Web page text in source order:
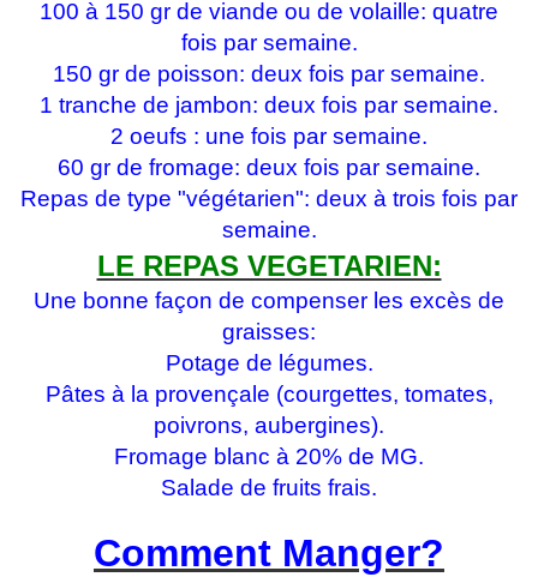
100 à 150 gr de viande ou de volaille: quatre
fois par semaine.
150 gr de poisson: deux fois par semaine.
1 tranche de jambon: deux fois par semaine.
2 oeufs : une fois par semaine.
60 gr de fromage: deux fois par semaine.
Repas de type "végétarien": deux à trois fois par
semaine.
LE REPAS VEGETARIEN:
Une bonne façon de compenser les excès de
graisses:
Potage de légumes.
Pâtes à la provençale (courgettes, tomates,
poivrons, aubergines).
Fromage blanc à 20% de MG.
Salade de fruits frais.
Comment Manger?